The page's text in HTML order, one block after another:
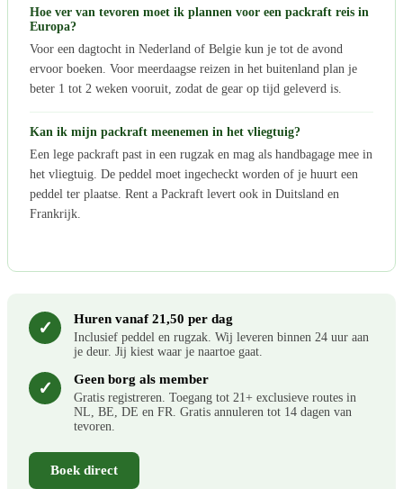
Hoe ver van tevoren moet ik plannen voor een packraft reis in
Europa?
Voor een dagtocht in Nederland of Belgie kun je tot de avond
ervoor boeken. Voor meerdaagse reizen in het buitenland plan je
beter 1 tot 2 weken vooruit, zodat de gear op tijd geleverd is.
Kan ik mijn packraft meenemen in het vliegtuig?
Een lege packraft past in een rugzak en mag als handbagage mee in
het vliegtuig. De peddel moet ingecheckt worden of je huurt een
peddel ter plaatse. Rent a Packraft levert ook in Duitsland en
Frankrijk.
✓ Huren vanaf 21,50 per dag
Inclusief peddel en rugzak. Wij leveren binnen 24 uur aan
je deur. Jij kiest waar je naartoe gaat.
✓ Geen borg als member
Gratis registreren. Toegang tot 21+ exclusieve routes in
NL, BE, DE en FR. Gratis annuleren tot 14 dagen van
tevoren.
Boek direct